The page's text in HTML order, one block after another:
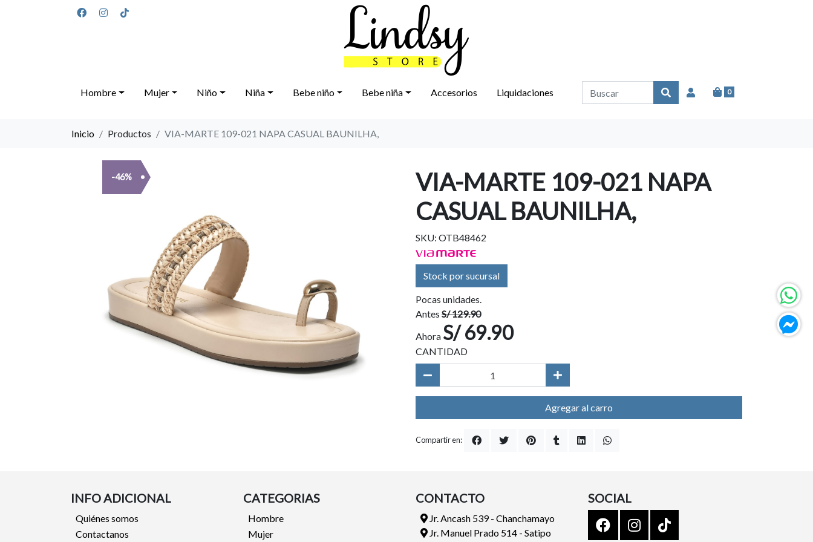
0
Hombre Mujer Niño Niña Bebe niño Bebe niña Accesorios Liquidaciones
Inicio Productos VIA-MARTE 109-021 NAPA CASUAL BAUNILHA,
-46%
VIA-MARTE 109-021 NAPA
CASUAL BAUNILHA,
SKU: OTB48462
Stock por sucursal
Pocas unidades.
Antes S/ 129.90
Ahora S/ 69.90
CANTIDAD
Agregar al carro
Compartir en:
INFO ADICIONAL
Quiénes somos
Contactanos
CATEGORIAS
Hombre
Mujer
CONTACTO
Jr. Ancash 539 - Chanchamayo
Jr. Manuel Prado 514 - Satipo
SOCIAL